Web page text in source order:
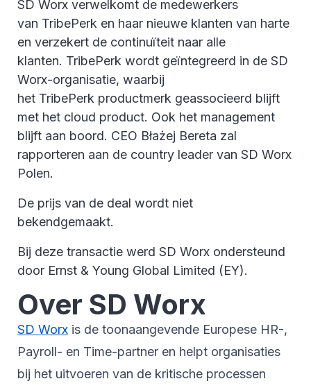
SD Worx verwelkomt de medewerkers
van TribePerk en haar nieuwe klanten van harte
en verzekert de continuïteit naar alle
klanten. TribePerk wordt geïntegreerd in de SD
Worx-organisatie, waarbij
het TribePerk productmerk geassocieerd blijft
met het cloud product. Ook het management
blijft aan boord. CEO Błażej Bereta zal
rapporteren aan de country leader van SD Worx
Polen.
De prijs van de deal wordt niet
bekendgemaakt.
Bij deze transactie werd SD Worx ondersteund
door Ernst & Young Global Limited (EY).
Over SD Worx
SD Worx is de toonaangevende Europese HR-,
Payroll- en Time-partner en helpt organisaties
bij het uitvoeren van de kritische processen